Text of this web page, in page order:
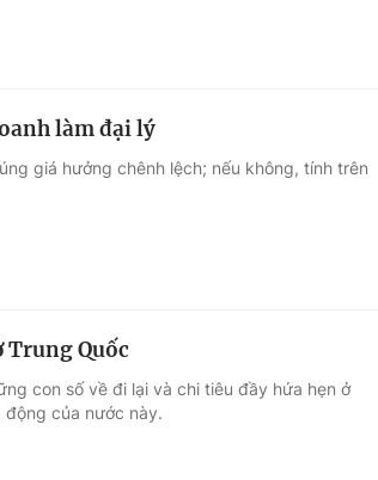
làm đại lý
giá hưởng chênh lệch; nếu không, tính trên
Trung Quốc
con số về đi lại và chi tiêu đầy hứa hẹn ở
động của nước này.